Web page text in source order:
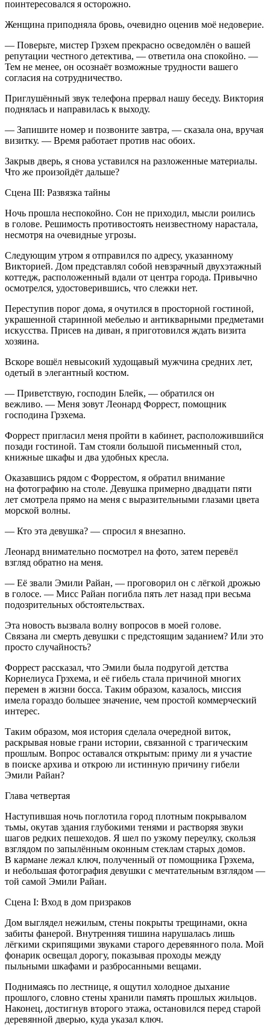
поинтересовался я осторожно.
Женщина приподняла бровь, очевидно оценив моё недоверие.
— Поверьте, мистер Грэхем прекрасно осведомлён о вашей
репутации честного детектива, — ответила она спокойно. —
Тем не менее, он осознаёт возможные трудности вашего
согласия на сотрудничество.
Приглушённый звук телефона прервал нашу беседу. Виктория
поднялась и направилась к выходу.
— Запишите номер и позвоните завтра, — сказала она, вручая
визитку. — Время работает против нас обоих.
Закрыв дверь, я снова уставился на разложенные материалы.
Что же произойдёт дальше?
Сцена III: Развязка тайны
Ночь прошла неспокойно. Сон не приходил, мысли роились
в голове. Решимость противостоять неизвестному нарастала,
несмотря на очевидные угрозы.
Следующим утром я отправился по адресу, указанному
Викторией. Дом представлял собой невзрачный двухэтажный
коттедж, расположенный вдали от центра города. Привычно
осмотрелся, удостоверившись, что слежки нет.
Переступив порог дома, я очутился в просторной гостиной,
украшенной старинной мебелью и антикварными предметами
искусства. Присев на диван, я приготовился ждать визита
хозяина.
Вскоре вошёл невысокий худощавый мужчина средних лет,
одетый в элегантный костюм.
— Приветствую, господин Блейк, — обратился он
вежливо. — Меня зовут Леонард Форрест, помощник
господина Грэхема.
Форрест пригласил меня пройти в кабинет, расположившийся
позади гостиной. Там стояли большой письменный стол,
книжные шкафы и два удобных кресла.
Оказавшись рядом с Форрестом, я обратил внимание
на фотографию на столе. Девушка примерно двадцати пяти
лет смотрела прямо на меня с выразительными глазами цвета
морской волны.
— Кто эта девушка? — спросил я внезапно.
Леонард внимательно посмотрел на фото, затем перевёл
взгляд обратно на меня.
— Её звали Эмили Райан, — проговорил он с лёгкой дрожью
в голосе. — Мисс Райан погибла пять лет назад при весьма
подозрительных обстоятельствах.
Эта новость вызвала волну вопросов в моей голове.
Связана ли смерть девушки с предстоящим заданием? Или это
просто случайность?
Форрест рассказал, что Эмили была подругой детства
Корнелиуса Грэхема, и её гибель стала причиной многих
перемен в жизни босса. Таким образом, казалось, миссия
имела гораздо большее значение, чем простой коммерческий
интерес.
Таким образом, моя история сделала очередной виток,
раскрывая новые грани истории, связанной с трагическим
прошлым. Вопрос оставался открытым: приму ли я участие
в поиске архива и открою ли истинную причину гибели
Эмили Райан?
Глава четвертая
Наступившая ночь поглотила город плотным покрывалом
тьмы, окутав здания глубокими тенями и растворяя звуки
шагов редких пешеходов. Я шел по узкому переулку, скользя
взглядом по запылённым оконным стеклам старых домов.
В кармане лежал ключ, полученный от помощника Грэхема,
и небольшая фотография девушки с мечтательным взглядом —
той самой Эмили Райан.
Сцена I: Вход в дом призраков
Дом выглядел нежилым, стены покрыты трещинами, окна
забиты фанерой. Внутренняя тишина нарушалась лишь
лёгкими скрипящими звуками старого деревянного пола. Мой
фонарик освещал дорогу, показывая проходы между
пыльными шкафами и разбросанными вещами.
Поднимаясь по лестнице, я ощутил холодное дыхание
прошлого, словно стены хранили память прошлых жильцов.
Наконец, достигнув второго этажа, остановился перед старой
деревянной дверью, куда указал ключ.